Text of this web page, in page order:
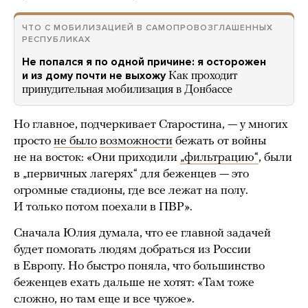
ЧТО С МОБИЛИЗАЦИЕЙ В САМОПРОВОЗГЛАШЕННЫХ
РЕСПУБЛИКАХ
Не попался я по одной причине: я осторожен
и из дому почти не выхожу Как проходит
принудительная мобилизация в Донбассе
Но главное, подчеркивает Старостина, — у многих
просто не было возможности бежать от войны
не на восток: «Они приходили „фильтрацию“, были
в „первичных лагерях“ для беженцев — это
огромные стадионы, где все лежат на полу.
И только потом поехали в ПВР».
Сначала Юлия думала, что ее главной задачей
будет помогать людям добраться из России
в Европу. Но быстро поняла, что большинство
беженцев ехать дальше не хотят: «Там тоже
сложно, но там еще и все чужое».